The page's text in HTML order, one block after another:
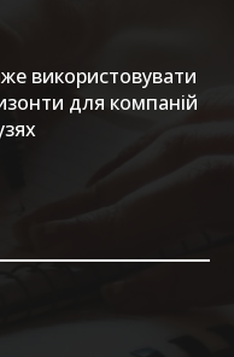
використовувати
для компаній